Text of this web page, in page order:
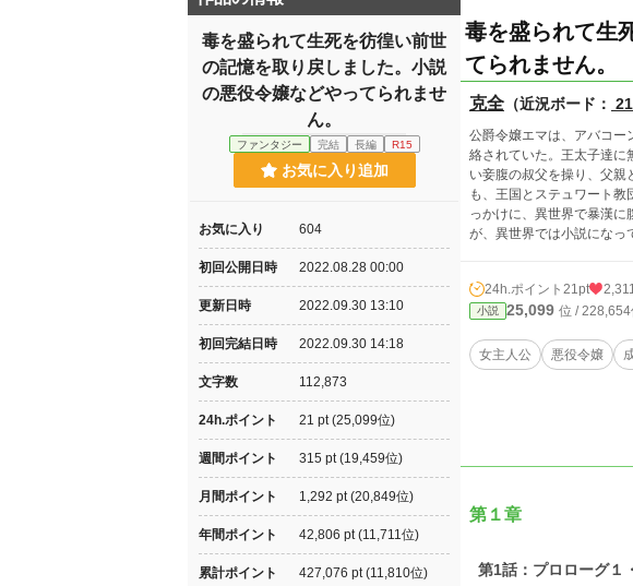
毒を盛られて生
てられません。
克全 （近況ボード：
公爵令嬢エマは、アバコー
絡されていた。王太子達に
い妾腹の叔父を操り、父親
も、王国とステュワート
っかけに、異世界で暴漢
が、異世界では小説になっ
24h.ポイント 21pt
小説 25,099 位 /
女主人公 悪役令嬢
第１章
第1話：プロローグ１
毒を盛られて生死を彷徨い前世
の記憶を取り戻しました。小説
の悪役令嬢などやってられませ
ん。
ファンタジー 完結 長編 R15
お気に入り追加
お気に入り 604
初回公開日時 2022.08.28 00:00
更新日時 2022.09.30 13:10
初回完結日時 2022.09.30 14:18
文字数 112,873
24h.ポイント 21 pt (25,099位)
週間ポイント 315 pt (19,459位)
月間ポイント 1,292 pt (20,849位)
年間ポイント 42,806 pt (11,711位)
累計ポイント 427,076 pt (11,810位)